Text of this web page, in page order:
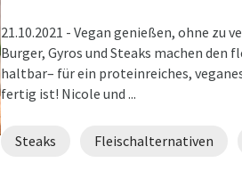
21.10.2021 - Vegan genießen, ohne zu
Burger, Gyros und Steaks machen den
haltbar– für ein proteinreiches,
fertig ist! Nicole und ...
Steaks Fleischalternativen